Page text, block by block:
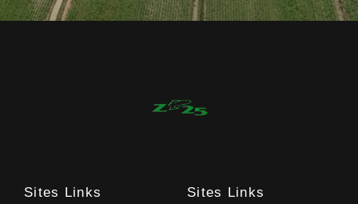
Sites Links Sites Links